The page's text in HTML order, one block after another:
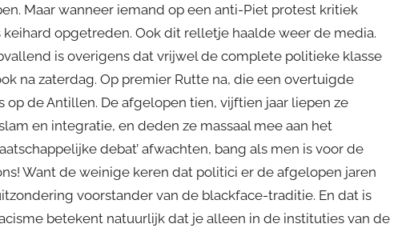
Maar wanneer iemand op een anti-Piet protest kritiek
opgetreden. Ook dit relletje haalde weer de media.
is overigens dat vrijwel de complete politieke klasse
na zaterdag. Op premier Rutte na, die een overtuigde
de Antillen. De afgelopen tien, vijftien jaar liepen ze
en integratie, en deden ze massaal mee aan het
debat’ afwachten, bang als men is voor de
Want de weinige keren dat politici er de afgelopen jaren
voorstander van de blackface-traditie. En dat is
betekent natuurlijk dat je alleen in de instituties van de